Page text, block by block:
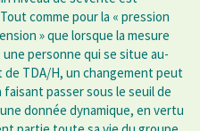
comme pour la « pression
» que lorsque la mesure
personne qui se situe au-
TDA/H, un changement peut
faisant passer sous le seuil de
donnée dynamique, en vertu